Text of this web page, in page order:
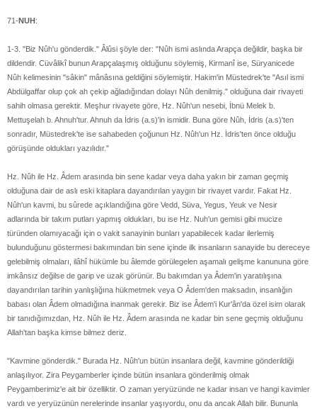
71-NUH:
1-3. "Biz Nûh'u gönderdik." Âlûsi şöyle der: "Nûh ismi aslında Arapça değildir, başka bir
dildendir. Cüvâlikî bunun Arapçalaşmış olduğunu söylemiş, Kirmanî ise, Süryanicede
Nûh kelimesinin "sâkin" mânâsına geldiğini söylemiştir. Hakim'in Müstedrek'te "Asıl ismi
Abdülgaffar olup çok ah çekip ağladığından dolayı Nûh denilmiş." olduğuna dair rivayeti
sahih olmasa gerektir. Meşhur rivayete göre, Hz. Nûh'un nesebi, İbnü Melek b.
Mettuşelah b. Ahnuh'tur. Ahnuh da İdris (a.s)'in ismidir. Buna göre Nûh, İdris (a.s)'ten
sonradır, Müstedrek'te ise sahabeden çoğunun Hz. Nûh'un Hz. İdris'ten önce olduğu
görüşünde oldukları yazılıdır."
Hz. Nûh ile Hz. Âdem arasında bin sene kadar veya daha yakın bir zaman geçmiş
olduğuna dair de aslı eski kitaplara dayandırılan yaygın bir rivayet vardır. Fakat Hz.
Nûh'un kavmi, bu sûrede açıklandığına göre Vedd, Süva, Yegus, Yeuk ve Nesir
adlarında bir takım putları yapmış oldukları, bu ise Hz. Nuh'un gemisi gibi mucize
türünden olamıyacağı için o vakit sanayinin bunları yapabilecek kadar ilerlemiş
bulunduğunu göstermesi bakımından bin sene içinde ilk insanların sanayide bu dereceye
gelebilmiş olmaları, ilâhî hükümle bu âlemde görülegelen aşamalı gelişme kanununa göre
imkânsız değilse de garip ve uzak görünür. Bu bakımdan ya Âdem'in yaratılışına
dayandırılan tarihin yanlışlığına hükmetmek veya O Âdem'den maksadın, insanlığın
babası olan Âdem olmadığına inanmak gerekir. Biz ise Âdem'i Kur'ân'da özel isim olarak
bir tanıdığımızdan, Hz. Nûh ile Hz. Âdem arasında ne kadar bin sene geçmiş olduğunu
Allah'tan başka kimse bilmez deriz.
"Kavmine gönderdik." Burada Hz. Nûh'un bütün insanlara değil, kavmine gönderildiği
anlaşılıyor. Zira Peygamberler içinde bütün insanlara gönderilmiş olmak
Peygamberimiz'e ait bir özelliktir. O zaman yeryüzünde ne kadar insan ve hangi kavimler
vardı ve yeryüzünün nerelerinde insanlar yaşıyordu, onu da ancak Allah bilir. Bununla